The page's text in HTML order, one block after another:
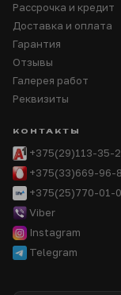
Рассрочка и кредит
Доставка и оплата
Гарантия
Отзывы
Галерея работ
Реквизиты
КОНТАКТЫ
+375(29)113-35-
+375(33)669-96-
+375(25)770-01-
Viber
Instagram
Telegram